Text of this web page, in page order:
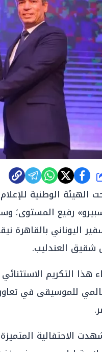
الهيئة الوطنية
رفيع المستوى؛
اليوناني بالقاهرة
شقيق العندليب.
هذا التكريم
للموسيقى في
الاحتفالية